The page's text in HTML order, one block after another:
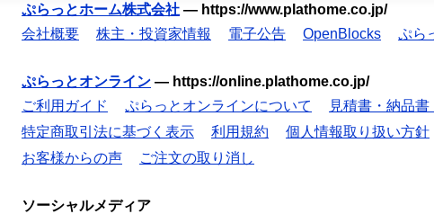
ぷらっとホーム株式会社 — https://www.plathome.co.jp/
会社概要
株主・投資家情報 電子公告 OpenBlocks ぷら
ぷらっとオンライン — https://online.plathome.co.jp/
ご利用ガイド
ぷらっとオンラインについて 見積書・納品
特定商取引法に基づく表示
利用規約 個人情報取り扱い方針
お客様からの声
ご注文の取り消し
ソーシャルメディア